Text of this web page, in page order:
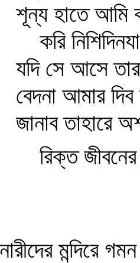
শূন্য হাতে আমি
করি
যদি সে আসে
বেদনা আমার দিব
জানাব তাহারে
রিক্ত
মন্দিরে গমন